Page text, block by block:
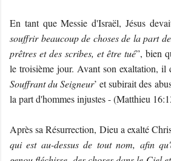
En tant que Messie d'Israël, Jésus
souffrir beaucoup de choses de la part
prêtres et des scribes, et être tué”, bien
le troisième jour. Avant son exaltation, il
Souffrant du Seigneur’ et subirait des
la part d'hommes injustes - (Matthieu
Après sa Résurrection, Dieu a exalté
qui est au-dessus de tout nom, afin